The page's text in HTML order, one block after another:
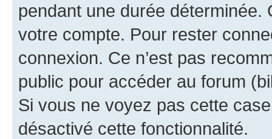
pendant une durée déterminée.
votre compte. Pour rester
connexion. Ce n’est pas
public pour accéder au forum
Si vous ne voyez pas cette
désactivé cette fonctionnalité.